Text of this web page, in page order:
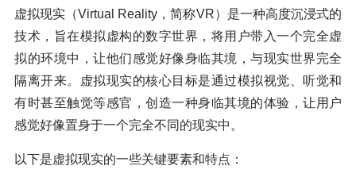
虚拟现实（Virtual Reality，简称VR）是一种高度沉浸式的
技术，旨在模拟虚构的数字世界，将用户带入一个完全虚
拟的环境中，让他们感觉好像身临其境，与现实世界完全
隔离开来。虚拟现实的核心目标是通过模拟视觉、听觉和
有时甚至触觉等感官，创造一种身临其境的体验，让用户
感觉好像置身于一个完全不同的现实中。
以下是虚拟现实的一些关键要素和特点：